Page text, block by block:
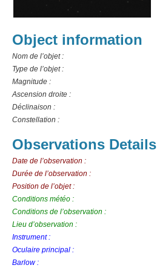
Object information
Nom de l’objet :
Type de l’objet :
Magnitude :
Ascension droite :
Déclinaison :
Constellation :
Observations Details
Date de l’observation :
Durée de l’observation :
Position de l’objet :
Conditions météo :
Conditions de l’observation :
Lieu d’observation :
Instrument :
Oculaire principal :
Barlow :